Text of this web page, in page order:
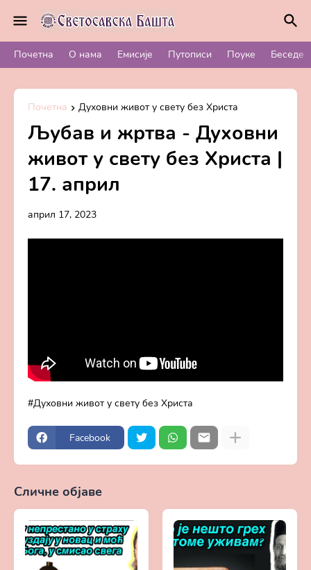
Почетна О нама Емисије Путописи Поуке Беседе
Почетна Духовни живот у свету без Христа
Љубав и жртва - Духовни
живот у свету без Христа |
17. април
април 17, 2023
Духовни живот у свету без Христа
Facebook
Сличне објаве